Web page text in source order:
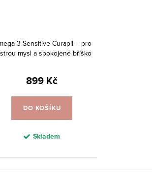
3 Sensitive Curapil – pro
mysl a spokojené bříško
899 Kč
DO KOŠÍKU
Skladem